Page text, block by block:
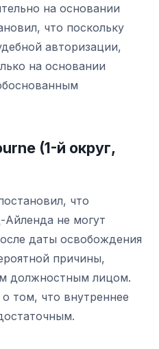
на основании
что поскольку
авторизации,
на основании
(1-й округ,
что
не могут
даты освобождения
причины,
должностным лицом.
том, что внутреннее